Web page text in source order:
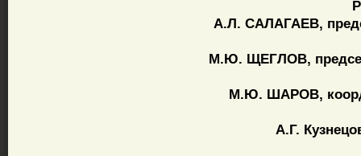
А.Л. САЛАГАЕВ,
М.Ю. ЩЕГЛОВ,
М.Ю. ШАРОВ,
А.Г.